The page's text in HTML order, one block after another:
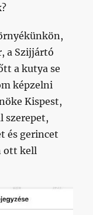
a Szijjártó
a kutya se
képzelni
Kispest,
szerepet,
és gerincet
ott kell